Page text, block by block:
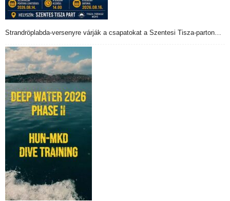
Strandröplabda-versenyre várják a csapatokat a Szentesi Tisza-parton…